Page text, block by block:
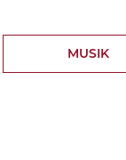
MUSIK